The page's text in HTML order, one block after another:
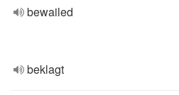
bewailed
beklagt